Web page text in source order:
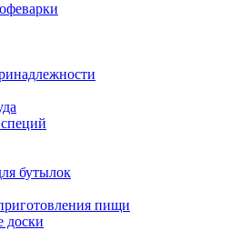
бутылок
пищи
доски